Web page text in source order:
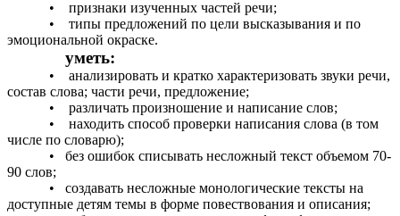
• признаки изученных частей речи;
• типы предложений по цели высказывания и по
эмоциональной окраске.
уметь:
• анализировать и кратко характеризовать звуки речи,
состав слова; части речи, предложение;
• различать произношение и написание слов;
• находить способ проверки написания слова (в том
числе по словарю);
• без ошибок списывать несложный текст объемом 70-
90 слов;
• создавать несложные монологические тексты на
доступные детям темы в форме повествования и описания;